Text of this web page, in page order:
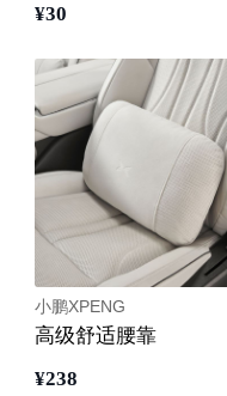
¥30
小鹏XPENG
高级舒适腰靠
¥238